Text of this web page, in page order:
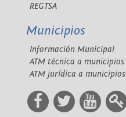
REGTSA
Municipios
Información Municipal
ATM técnica a municipios
ATM jurídica a municipios